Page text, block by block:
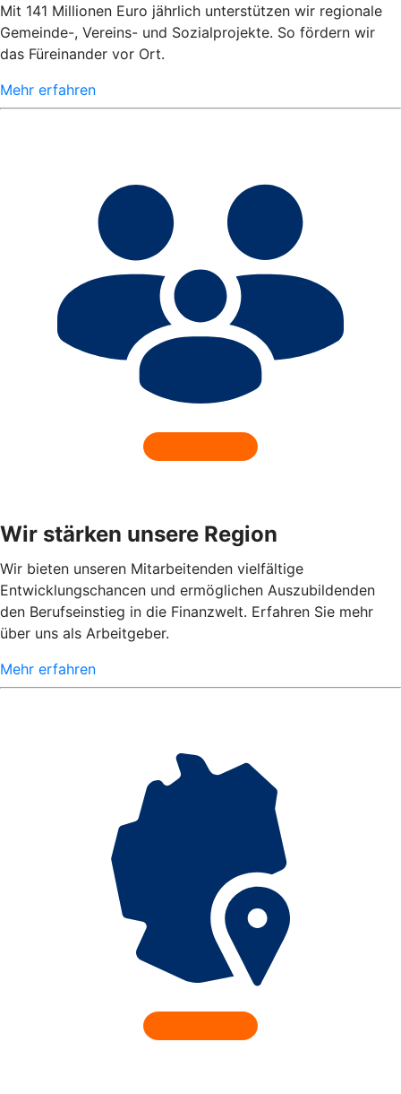
Mit 141 Millionen Euro jährlich unterstützen wir regionale
Gemeinde-, Vereins- und Sozialprojekte. So fördern wir
das Füreinander vor Ort.
Mehr erfahren
Wir stärken unsere Region
Wir bieten unseren Mitarbeitenden vielfältige
Entwicklungschancen und ermöglichen Auszubildenden
den Berufseinstieg in die Finanzwelt. Erfahren Sie mehr
über uns als Arbeitgeber.
Mehr erfahren